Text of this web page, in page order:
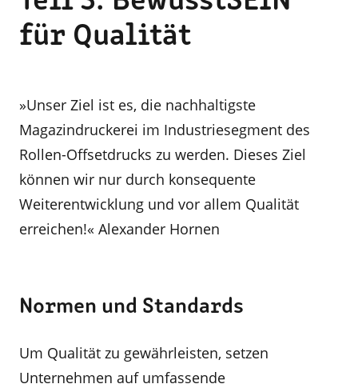
für Qualität
»Unser Ziel ist es, die nachhaltigste
Magazindruckerei im Industriesegment des
Rollen-Offsetdrucks zu werden. Dieses Ziel
können wir nur durch konsequente
Weiterentwicklung und vor allem Qualität
erreichen!« Alexander Hornen
Normen und Standards
Um Qualität zu gewährleisten, setzen
Unternehmen auf umfassende